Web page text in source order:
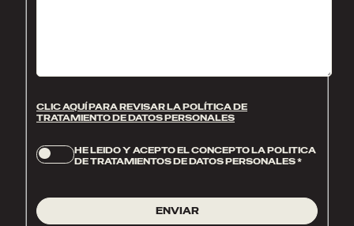
CLIC AQUÍ PARA REVISAR LA POLÍTICA DE
TRATAMIENTO DE DATOS PERSONALES
HE LEIDO Y ACEPTO EL CONCEPTO LA POLITICA
DE TRATAMIENTOS DE DATOS PERSONALES*
ENVIAR